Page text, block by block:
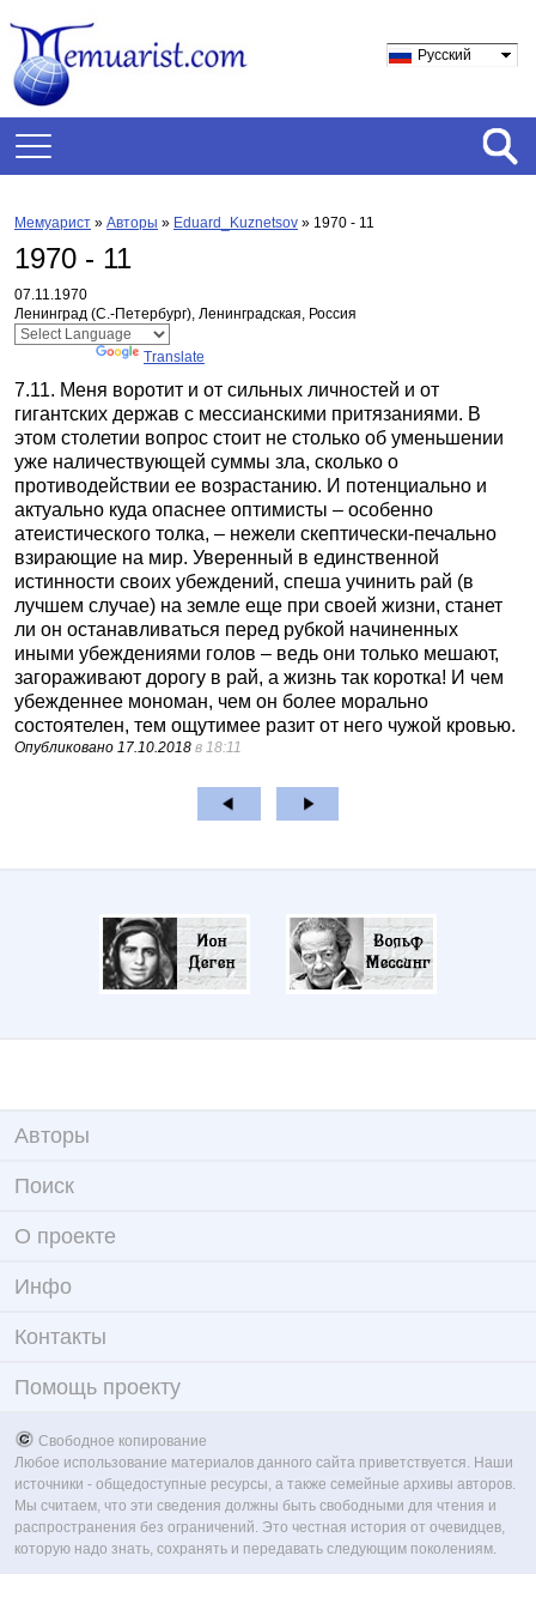
Русский
Мемуарист » Авторы » Eduard_Kuznetsov » 1970 - 11
1970 - 11
07.11.1970
Ленинград (С.-Петербург), Ленинградская, Россия
Translate
7.11. Меня воротит и от сильных личностей и от
гигантских держав с мессианскими притязаниями. В
этом столетии вопрос стоит не столько об уменьшении
уже наличествующей суммы зла, сколько о
противодействии ее возрастанию. И потенциально и
актуально куда опаснее оптимисты – особенно
атеистического толка, – нежели скептически-печально
взирающие на мир. Уверенный в единственной
истинности своих убеждений, спеша учинить рай (в
лучшем случае) на земле еще при своей жизни, станет
ли он останавливаться перед рубкой начиненных
иными убеждениями голов – ведь они только мешают,
загораживают дорогу в рай, а жизнь так коротка! И чем
убежденнее мономан, чем он более морально
состоятелен, тем ощутимее разит от него чужой кровью.
Опубликовано 17.10.2018 в 18:11
Авторы
Поиск
О проекте
Инфо
Контакты
Помощь проекту
Свободное копирование
Любое использование материалов данного сайта приветствуется. Наши
источники - общедоступные ресурсы, а также семейные архивы авторов.
Мы считаем, что эти сведения должны быть свободными для чтения и
распространения без ограничений. Это честная история от очевидцев,
которую надо знать, сохранять и передавать следующим поколениям.